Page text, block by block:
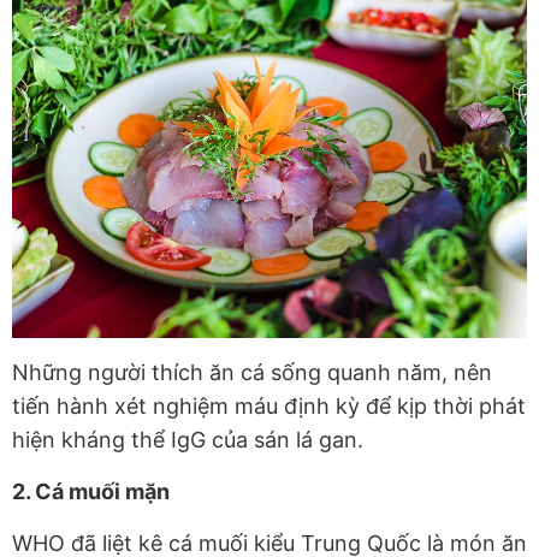
Những người thích ăn cá sống quanh năm, nên
tiến hành xét nghiệm máu định kỳ để kịp thời phát
hiện kháng thể IgG của sán lá gan.
2. Cá muối mặn
WHO đã liệt kê cá muối kiểu Trung Quốc là món ăn